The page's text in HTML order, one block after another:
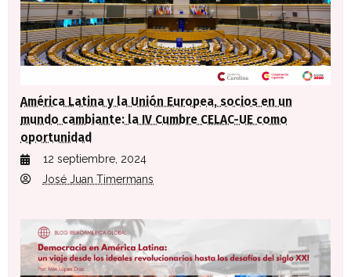
América Latina y la Unión Europea, socios en un
mundo cambiante: la IV Cumbre CELAC-UE como
oportunidad
12 septiembre, 2024
José Juan Timermans